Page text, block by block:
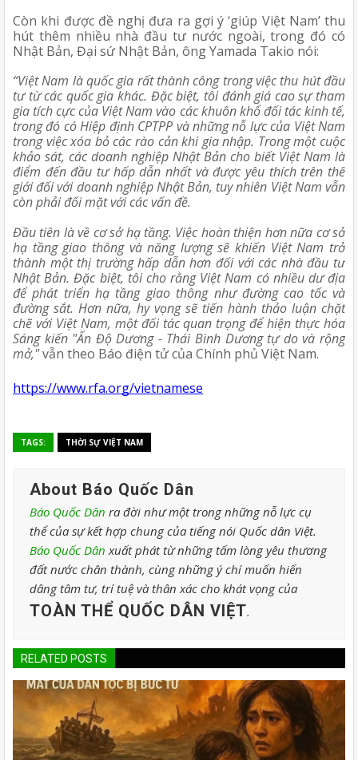
Còn khi được đề nghị đưa ra gợi ý ‘giúp Việt Nam’ thu
hút thêm nhiều nhà đầu tư nước ngoài, trong đó có
Nhật Bản, Đại sứ Nhật Bản, ông Yamada Takio nói:
“Việt Nam là quốc gia rất thành công trong việc thu hút đầu
tư từ các quốc gia khác. Đặc biệt, tôi đánh giá cao sự tham
gia tích cực của Việt Nam vào các khuôn khổ đối tác kinh tế,
trong đó có Hiệp định CPTPP và những nỗ lực của Việt Nam
trong việc xóa bỏ các rào cản khi gia nhập. Trong một cuộc
khảo sát, các doanh nghiệp Nhật Bản cho biết Việt Nam là
điểm đến đầu tư hấp dẫn nhất và được yêu thích trên thế
giới đối với doanh nghiệp Nhật Bản, tuy nhiên Việt Nam vẫn
còn phải đối mặt với các vấn đề.
Đầu tiên là về cơ sở hạ tầng. Việc hoàn thiện hơn nữa cơ sở
hạ tầng giao thông và năng lượng sẽ khiến Việt Nam trở
thành một thị trường hấp dẫn hơn đối với các nhà đầu tư
Nhật Bản. Đặc biệt, tôi cho rằng Việt Nam có nhiều dư địa
để phát triển hạ tầng giao thông như đường cao tốc và
đường sắt. Hơn nữa, hy vọng sẽ tiến hành thảo luận chặt
chẽ với Việt Nam, một đối tác quan trọng để hiện thực hóa
Sáng kiến "Ấn Độ Dương - Thái Bình Dương tự do và rộng
mở," vẫn theo Báo điện tử của Chính phủ Việt Nam.
https://www.rfa.org/vietnamese
TAGS: THỜI SỰ VIỆT NAM
About Báo Quốc Dân
Báo Quốc Dân ra đời như một trong những nỗ lực cụ
thể của sự kết hợp chung của tiếng nói Quốc dân Việt.
Báo Quốc Dân xuất phát từ những tấm lòng yêu thương
đất nước chân thành, cùng những ý chí muốn hiến
dâng tâm tư, trí tuệ và thân xác cho khát vọng của
TOÀN THỂ QUỐC DÂN VIỆT.
RELATED POSTS